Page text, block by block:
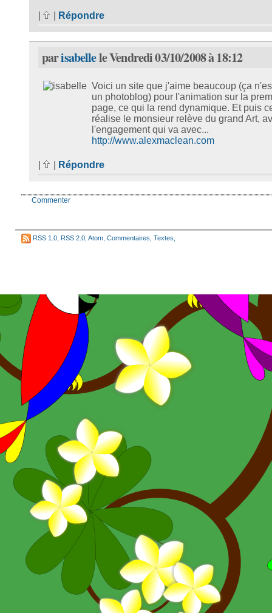
Répondre
parisabellele Vendredi 03/10/2008 à 18:12
Voici un site que j'aime beaucoup (ça
un photoblog) pour l'animation sur la
page, ce qui la rend dynamique. Et puis
réalise le monsieur relève du grand Art,
l'engagement qui va avec...
http://www.alexmaclean.com
Répondre
Commenter
RSS 1.0 RSS 2.0 Atom Commentaires Textes